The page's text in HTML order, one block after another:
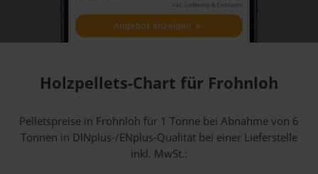
Holzpellets-Chart für Frohnloh
Pelletspreise in Frohnloh für 1 Tonne bei Abnahmevon 6
Tonnen in DINplus-/ENplus-Qualität bei einer Lieferstelle
inkl. MwSt.: